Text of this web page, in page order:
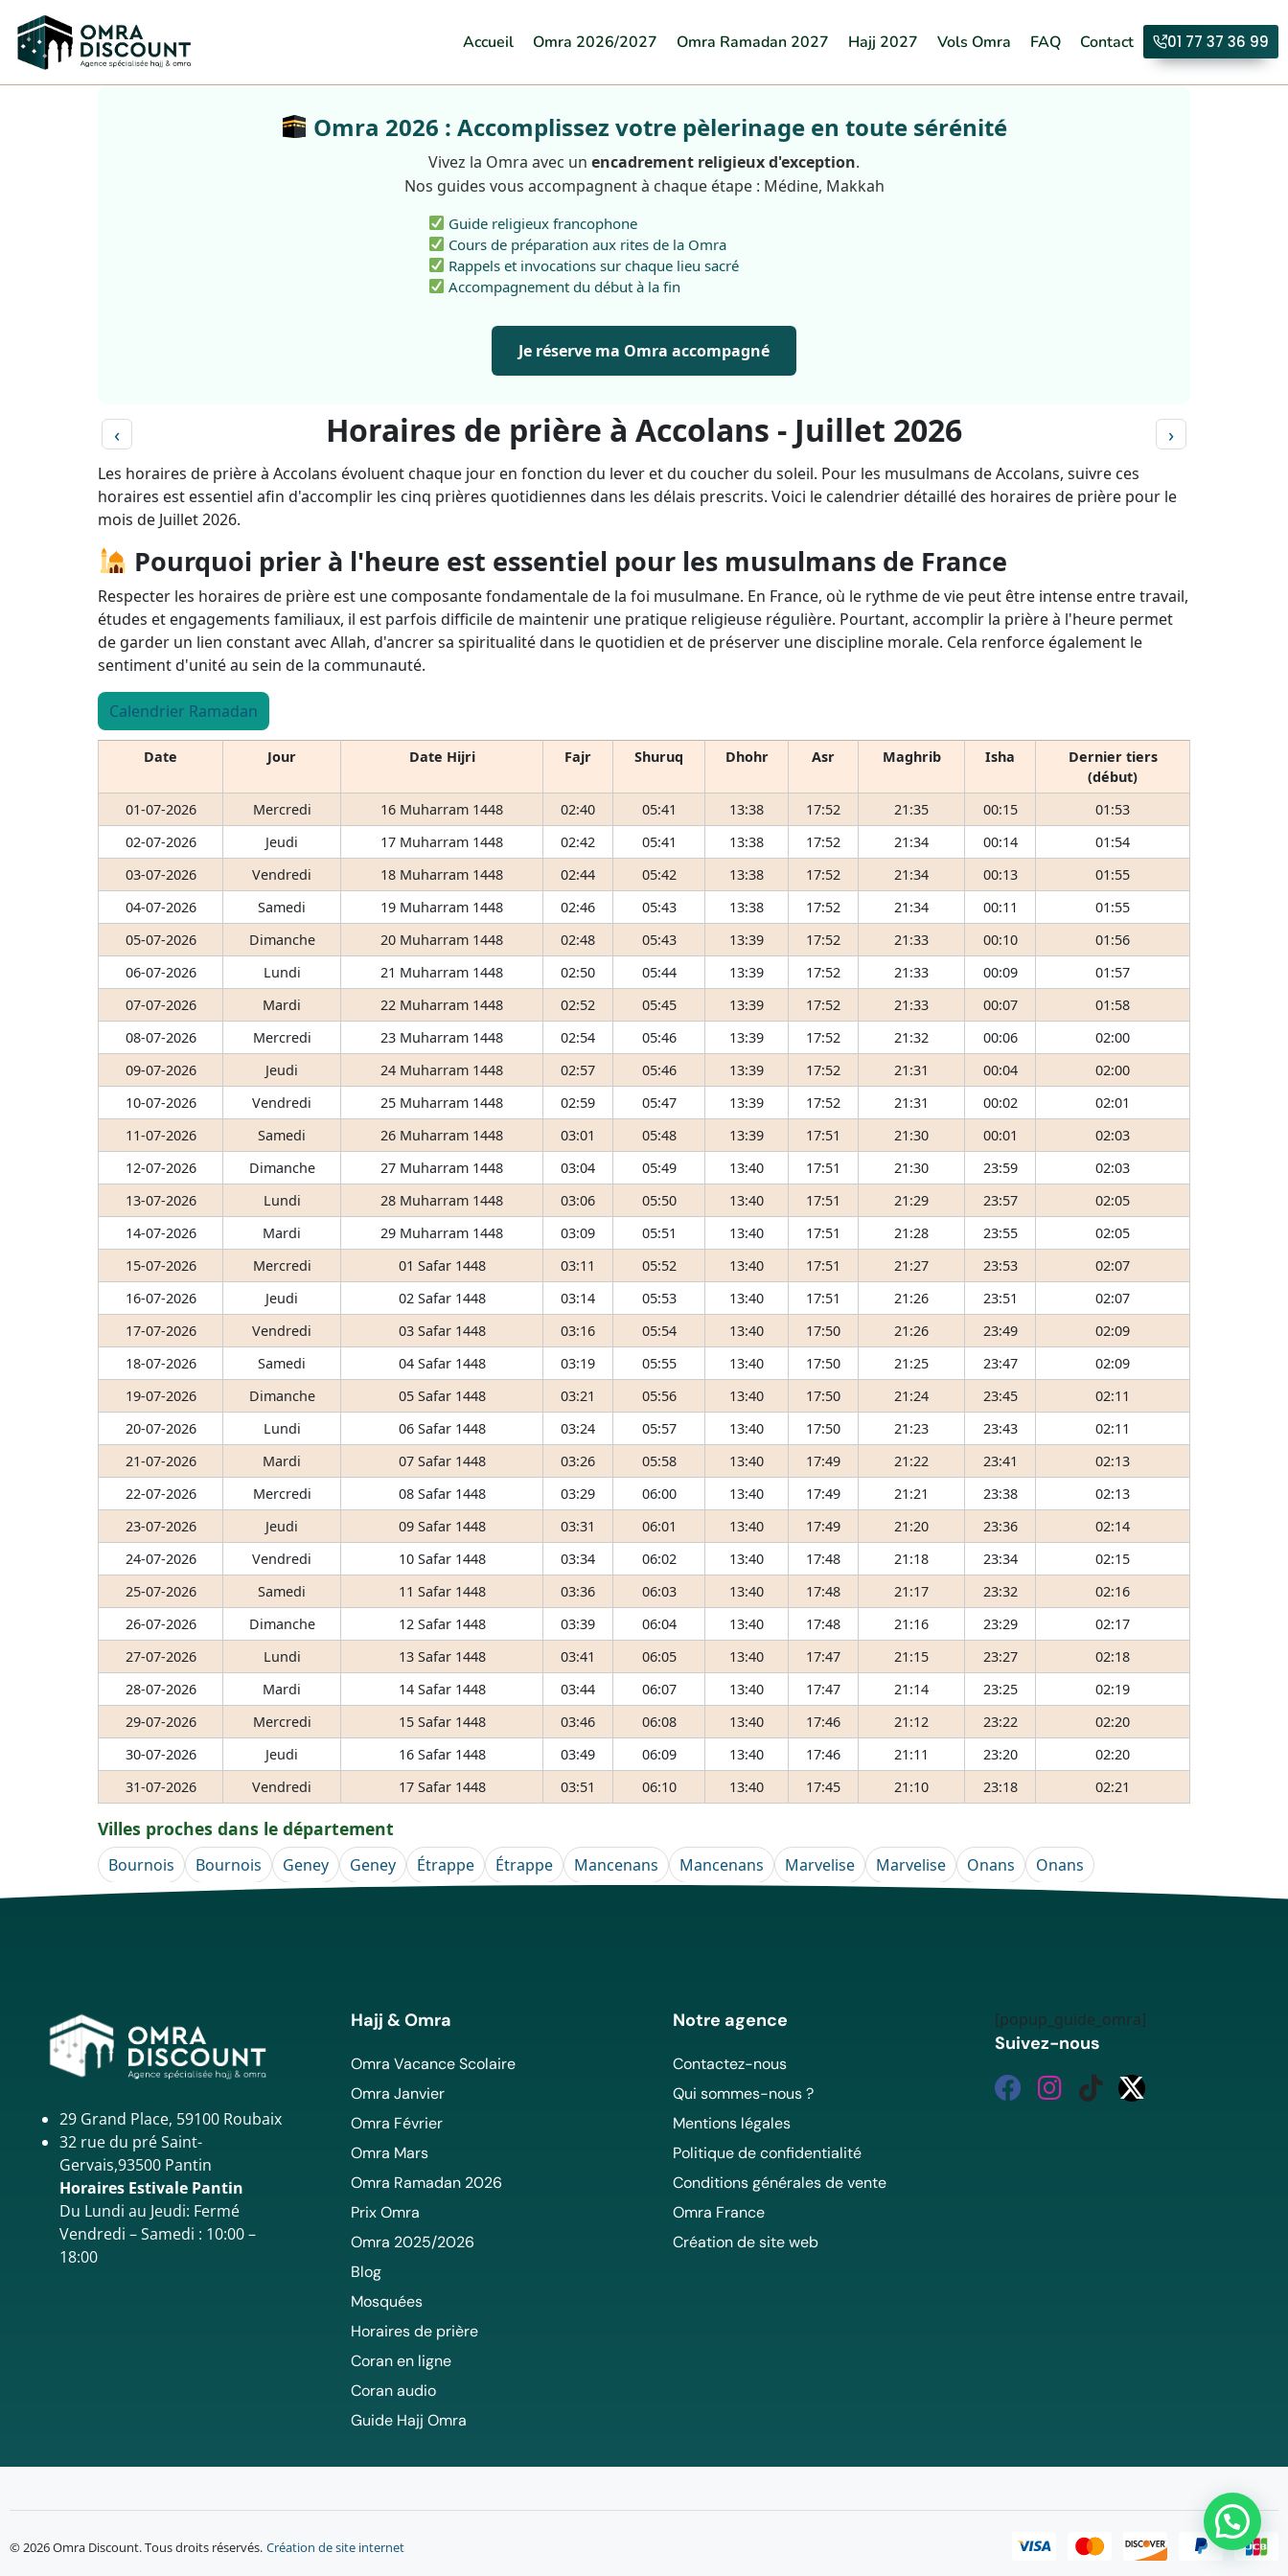
Accueil Omra 2026/2027 Omra Ramadan 2027 Hajj 2027 Vols Omra FAQ Contact 01 77 37 36 99
Omra 2026 : Accomplissez votre pèlerinage en toute sérénité
Vivez la Omra avec un encadrement religieux d'exception.
Nos guides vous accompagnent à chaque étape : Médine, Makkah
Guide religieux francophone
Cours de préparation aux rites de la Omra
Rappels et invocations sur chaque lieu sacré
Accompagnement du début à la fin
Je réserve ma Omra accompagné
‹ Horaires de prière à Accolans - Juillet 2026 ›
Les horaires de prière à Accolans évoluent chaque jour en fonction du lever et du coucher du soleil. Pour les musulmans de Accolans, suivre ces
horaires est essentiel afin d'accomplir les cinq prières quotidiennes dans les délais prescrits. Voici le calendrier détaillé des horaires de prière pour le
mois de Juillet 2026.
Pourquoi prier à l'heure est essentiel pour les musulmans de France
Respecter les horaires de prière est une composante fondamentale de la foi musulmane. En France, où le rythme de vie peut être intense entre travail,
études et engagements familiaux, il est parfois difficile de maintenir une pratique religieuse régulière. Pourtant, accomplir la prière à l'heure permet
de garder un lien constant avec Allah, d'ancrer sa spiritualité dans le quotidien et de préserver une discipline morale. Cela renforce également le
sentiment d'unité au sein de la communauté.
Calendrier Ramadan
Date Jour Date Hijri Fajr Shuruq Dhohr Asr Maghrib Isha
Dernier tiers
(début)
01-07-2026
Mercredi 16 Muharram 1448 02:40 05:41 13:38 17:52 21:35 00:15
01:53
02-07-2026
Jeudi 17 Muharram 1448 02:42 05:41 13:38 17:52 21:34 00:14
01:54
03-07-2026
Vendredi 18 Muharram 1448 02:44 05:42 13:38 17:52 21:34 00:13
01:55
04-07-2026
Samedi 19 Muharram 1448 02:46 05:43 13:38 17:52 21:34 00:11
01:55
05-07-2026
Dimanche 20 Muharram 1448 02:48 05:43 13:39 17:52 21:33 00:10
01:56
06-07-2026
Lundi 21 Muharram 1448 02:50 05:44 13:39 17:52 21:33 00:09
01:57
07-07-2026
Mardi 22 Muharram 1448 02:52 05:45 13:39 17:52 21:33 00:07
01:58
08-07-2026
Mercredi 23 Muharram 1448 02:54 05:46 13:39 17:52 21:32 00:06
02:00
09-07-2026
Jeudi 24 Muharram 1448 02:57 05:46 13:39 17:52 21:31 00:04
02:00
10-07-2026
Vendredi 25 Muharram 1448 02:59 05:47 13:39 17:52 21:31 00:02
02:01
11-07-2026
Samedi 26 Muharram 1448 03:01 05:48 13:39 17:51 21:30 00:01
02:03
12-07-2026
Dimanche 27 Muharram 1448 03:04 05:49 13:40 17:51 21:30 23:59
02:03
13-07-2026
Lundi 28 Muharram 1448 03:06 05:50 13:40 17:51 21:29 23:57
02:05
14-07-2026
Mardi 29 Muharram 1448 03:09 05:51 13:40 17:51 21:28 23:55
02:05
15-07-2026
Mercredi 01 Safar 1448 03:11 05:52 13:40 17:51 21:27 23:53
02:07
16-07-2026
Jeudi 02 Safar 1448 03:14 05:53 13:40 17:51 21:26 23:51
02:07
17-07-2026
Vendredi 03 Safar 1448 03:16 05:54 13:40 17:50 21:26 23:49
02:09
18-07-2026
Samedi 04 Safar 1448 03:19 05:55 13:40 17:50 21:25 23:47
02:09
19-07-2026
Dimanche 05 Safar 1448 03:21 05:56 13:40 17:50 21:24 23:45
02:11
20-07-2026
Lundi 06 Safar 1448 03:24 05:57 13:40 17:50 21:23 23:43
02:11
21-07-2026
Mardi 07 Safar 1448 03:26 05:58 13:40 17:49 21:22 23:41
02:13
22-07-2026
Mercredi 08 Safar 1448 03:29 06:00 13:40 17:49 21:21 23:38
02:13
23-07-2026
Jeudi 09 Safar 1448 03:31 06:01 13:40 17:49 21:20 23:36
02:14
24-07-2026
Vendredi 10 Safar 1448 03:34 06:02 13:40 17:48 21:18 23:34
02:15
25-07-2026
Samedi 11 Safar 1448 03:36 06:03 13:40 17:48 21:17 23:32
02:16
26-07-2026
Dimanche 12 Safar 1448 03:39 06:04 13:40 17:48 21:16 23:29
02:17
27-07-2026
Lundi 13 Safar 1448 03:41 06:05 13:40 17:47 21:15 23:27
02:18
28-07-2026
Mardi 14 Safar 1448 03:44 06:07 13:40 17:47 21:14 23:25
02:19
29-07-2026
Mercredi 15 Safar 1448 03:46 06:08 13:40 17:46 21:12 23:22
02:20
30-07-2026
Jeudi 16 Safar 1448 03:49 06:09 13:40 17:46 21:11 23:20
02:20
31-07-2026
Vendredi 17 Safar 1448 03:51 06:10 13:40 17:45 21:10 23:18 02:21
Villes proches dans le département
Bournois Bournois Geney Geney Étrappe Étrappe Mancenans Mancenans Marvelise Marvelise Onans Onans
29 Grand Place, 59100 Roubaix
32 rue du pré Saint-
Gervais,93500 Pantin
Horaires Estivale Pantin
Du Lundi au Jeudi: Fermé
Vendredi – Samedi : 10:00 –
18:00
Hajj & Omra
Omra Vacance Scolaire
Omra Janvier
Omra Février
Omra Mars
Omra Ramadan 2026
Prix Omra
Omra 2025/2026
Blog
Mosquées
Horaires de prière
Coran en ligne
Coran audio
Guide Hajj Omra
Notre agence
Contactez-nous
Qui sommes-nous ?
Mentions légales
Politique de confidentialité
Conditions générales de vente
Omra France
Création de site web
[popup_guide_omra]
Suivez-nous
© 2026 Omra Discount. Tous droits réservés. Création de site internet